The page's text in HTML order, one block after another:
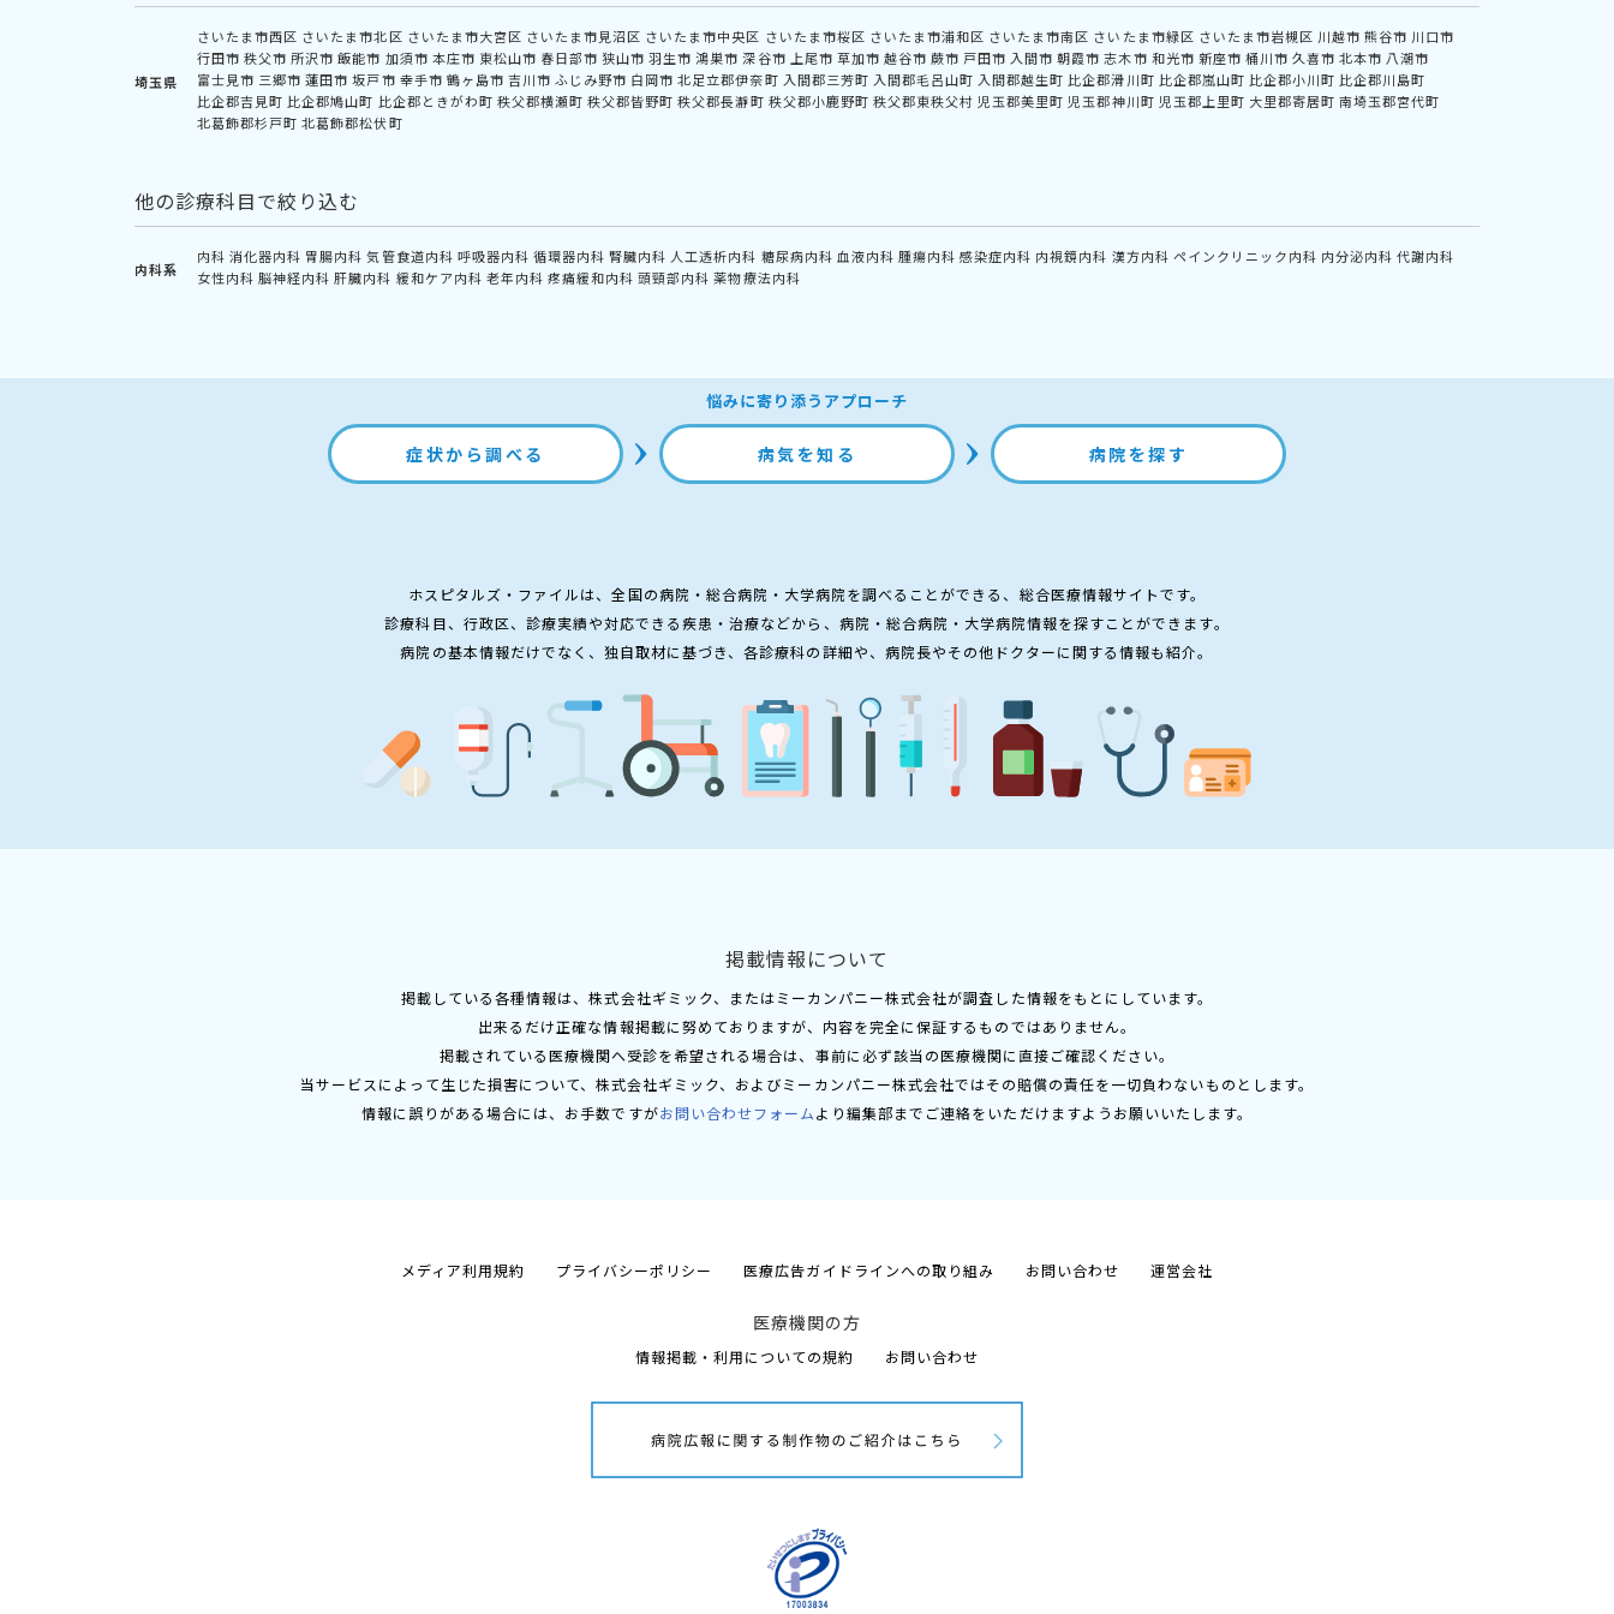
埼玉県
さいたま市西区 さいたま市北区 さいたま市大宮区 さいたま市見沼区 さいたま市中央区 さいたま市桜区 さいたま市浦和区 さいたま市南区 さいたま市緑区 さいたま市岩槻区 川越市 熊谷市 川口市
行田市 秩父市 所沢市 飯能市 加須市 本庄市 東松山市 春日部市 狭山市 羽生市 鴻巣市 深谷市 上尾市 草加市 越谷市 蕨市 戸田市 入間市 朝霞市 志木市 和光市 新座市 桶川市 久喜市 北本市 八潮市
富士見市 三郷市 蓮田市 坂戸市 幸手市 鶴ヶ島市 吉川市 ふじみ野市 白岡市 北足立郡伊奈町 入間郡三芳町 入間郡毛呂山町 入間郡越生町 比企郡滑川町 比企郡嵐山町 比企郡小川町 比企郡川島町
比企郡吉見町 比企郡鳩山町 比企郡ときがわ町 秩父郡横瀬町 秩父郡皆野町 秩父郡長瀞町 秩父郡小鹿野町 秩父郡東秩父村 児玉郡美里町 児玉郡神川町 児玉郡上里町 大里郡寄居町 南埼玉郡宮代町
北葛飾郡杉戸町 北葛飾郡松伏町
他の診療科目で絞り込む
内科系
内科 消化器内科 胃腸内科 気管食道内科 呼吸器内科 循環器内科 腎臓内科 人工透析内科 糖尿病内科 血液内科 腫瘍内科 感染症内科 内視鏡内科 漢方内科 ペインクリニック内科 内分泌内科 代謝内科
女性内科 脳神経内科 肝臓内科 緩和ケア内科 老年内科 疼痛緩和内科 頭頸部内科 薬物療法内科
悩みに寄り添うアプローチ
症状から調べる 病気を知る 病院を探す
ホスピタルズ・ファイルは、全国の病院・総合病院・大学病院を調べることができる、総合医療情報サイトです。
診療科目、行政区、診療実績や対応できる疾患・治療などから、病院・総合病院・大学病院情報を探すことができます。
病院の基本情報だけでなく、独自取材に基づき、各診療科の詳細や、病院長やその他ドクターに関する情報も紹介。
掲載情報について
掲載している各種情報は、株式会社ギミック、またはミーカンパニー株式会社が調査した情報をもとにしています。
出来るだけ正確な情報掲載に努めておりますが、内容を完全に保証するものではありません。
掲載されている医療機関へ受診を希望される場合は、事前に必ず該当の医療機関に直接ご確認ください。
当サービスによって生じた損害について、株式会社ギミック、およびミーカンパニー株式会社ではその賠償の責任を一切負わないものとします。
情報に誤りがある場合には、お手数ですがお問い合わせフォームより編集部までご連絡をいただけますようお願いいたします。
メディア利用規約 プライバシーポリシー 医療広告ガイドラインへの取り組み お問い合わせ 運営会社
医療機関の方
情報掲載・利用についての規約 お問い合わせ